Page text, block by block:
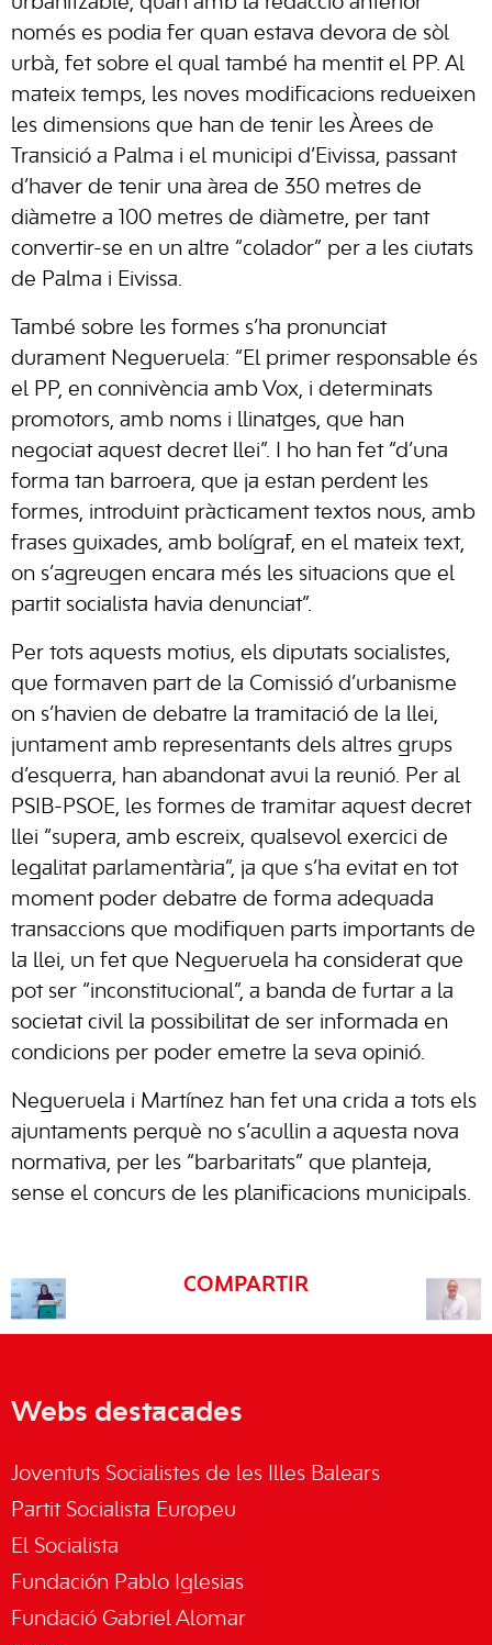
només es podia fer quan estava devora de sòl
urbà, fet sobre el qual també ha mentit el PP. Al
mateix temps, les noves modificacions redueixen
les dimensions que han de tenir les Àrees de
Transició a Palma i el municipi d’Eivissa, passant
d’haver de tenir una àrea de 350 metres de
diàmetre a 100 metres de diàmetre, per tant
convertir-se en un altre “colador” per a les ciutats
de Palma i Eivissa.
També sobre les formes s’ha pronunciat
durament Negueruela: “El primer responsable és
el PP, en connivència amb Vox, i determinats
promotors, amb noms i llinatges, que han
negociat aquest decret llei”. I ho han fet “d’una
forma tan barroera, que ja estan perdent les
formes, introduint pràcticament textos nous, amb
frases guixades, amb bolígraf, en el mateix text,
on s’agreugen encara més les situacions que el
partit socialista havia denunciat”.
Per tots aquests motius, els diputats socialistes,
que formaven part de la Comissió d’urbanisme
on s’havien de debatre la tramitació de la llei,
juntament amb representants dels altres grups
d’esquerra, han abandonat avui la reunió. Per al
PSIB-PSOE, les formes de tramitar aquest decret
llei “supera, amb escreix, qualsevol exercici de
legalitat parlamentària”, ja que s’ha evitat en tot
moment poder debatre de forma adequada
transaccions que modifiquen parts importants de
la llei, un fet que Negueruela ha considerat que
pot ser “inconstitucional”, a banda de furtar a la
societat civil la possibilitat de ser informada en
condicions per poder emetre la seva opinió.
Negueruela i Martínez han fet una crida a tots els
ajuntaments perquè no s’acullin a aquesta nova
normativa, per les “barbaritats” que planteja,
sense el concurs de les planificacions municipals.
COMPARTIR
Webs destacades
Joventuts Socialistes de les Illes Balears
Partit Socialista Europeu
El Socialista
Fundación Pablo Iglesias
Fundació Gabriel Alomar